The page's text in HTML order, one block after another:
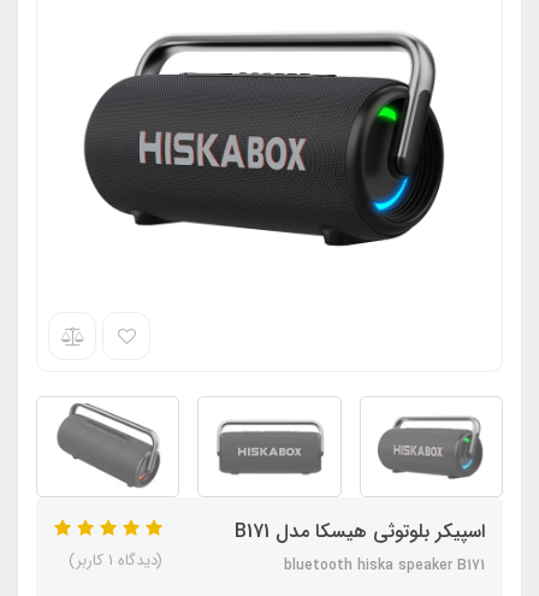
اسپیکر بلوتوثی هیسکا مدل B171
bluetooth hiska speaker B171 (دیدگاه 1 کاربر)